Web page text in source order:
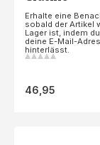
Erhalte eine
sobald der Artikel
Lager ist, indem
deine E-Mail-
hinterlässt.
46,95